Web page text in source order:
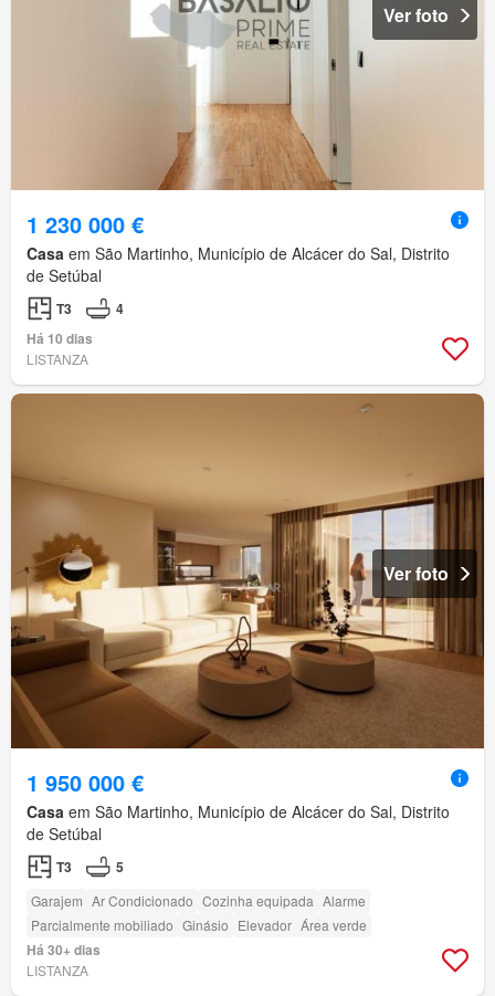
Ver foto
1 230 000 €
Casa em São Martinho, Município de Alcácer do Sal, Distrito
de Setúbal
T3
4
Há 10 dias
LISTANZA
Ver foto
1 950 000 €
Casa em São Martinho, Município de Alcácer do Sal, Distrito
de Setúbal
T3 5
Garajem Ar Condicionado Cozinha equipada Alarme
Parcialmente mobiliado Ginásio Elevador Área verde
Há 30+ dias
LISTANZA